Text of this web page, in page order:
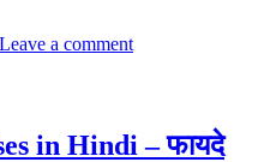
Leave a comment
in Hindi – फायदे